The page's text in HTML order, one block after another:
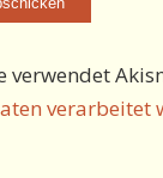
verwendet
verarbeitet